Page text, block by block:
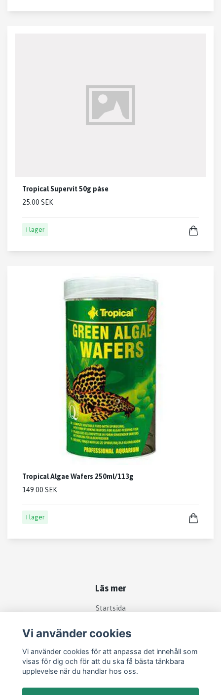
Tropical Supervit 50g påse
25.00 SEK
I lager
Tropical Algae Wafers 250ml/113g
149.00 SEK
I lager
Läs mer
Startsida
Kontakt
Om köp och returer
Produkter
Vi använder cookies
Vi använder cookies för att anpassa det innehåll som
visas för dig och för att du ska få bästa tänkbara
upplevelse när du handlar hos oss.